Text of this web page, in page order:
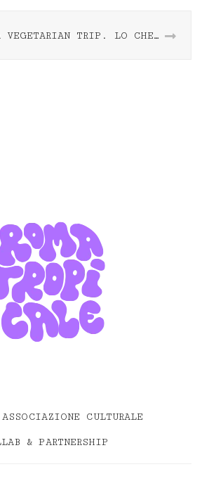
PAS. A VEGETARIAN TRIP. LO CHEF EUGENIO RONCORONI AL ROMA TROPICALE FESTIVAL
ASSOCIAZIONE CULTURALE
& PARTNERSHIP